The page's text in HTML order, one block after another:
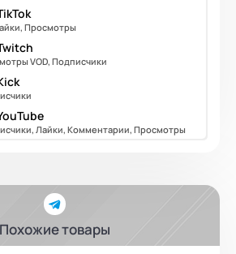
Просмотры
VOD, Подписчики
Лайки, Комментарии, Просмотры
Похожие товары